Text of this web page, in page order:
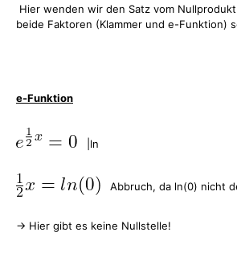
Hier wenden wir den Satz vom
beide Faktoren (Klammer und e-Funktion)
e-Funktion
|ln
Abbruch, da ln(0) nicht
-> Hier gibt es keine Nullstelle!